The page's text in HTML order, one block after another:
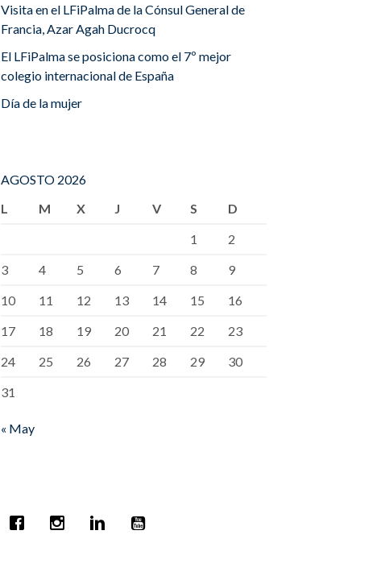
Visita en el LFiPalma de la Cónsul General de
Francia, Azar Agah Ducrocq
El LFiPalma se posiciona como el 7º mejor
colegio internacional de España
Día de la mujer
AGOSTO 2026
L
M X J V S
D
1
2
3
4 5 6 7 8
9
10
11 12 13 14 15
16
17
18 19 20 21 22
23
24
25 26 27 28 29
30
31
« May